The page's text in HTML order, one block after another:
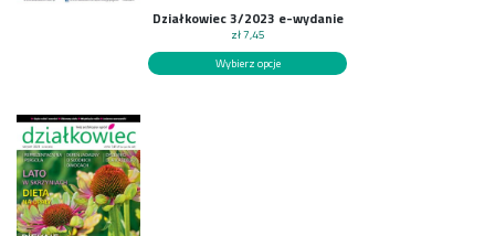
Działkowiec 3/2023 e-wydanie
zł7,45
Wybierz opcje